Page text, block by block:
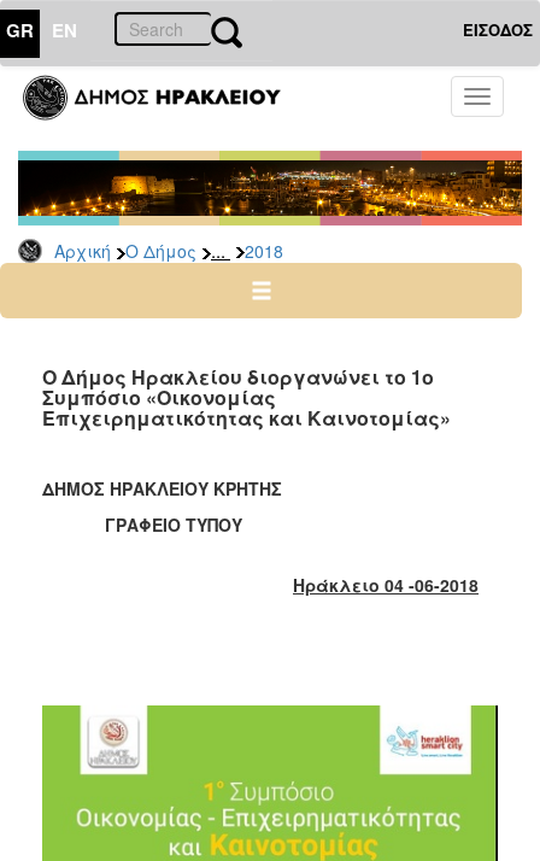
GR EN ΕΙΣΟΔΟΣ
Toggle
Αρχική Ο Δήμος ... 2018
ΔΗΜΟΣ
Δελτία
Τύπου
Αρχείο
2026
2024
2022
2021
2012
2011
2006
Ο Δήμος Ηρακλείου διοργανώνει το 1ο
Συμπόσιο «Οικονομίας
Επιχειρηματικότητας και Καινοτομίας»
ΔΗΜΟΣ ΗΡΑΚΛΕΙΟΥ ΚΡΗΤΗΣ
ΓΡΑΦΕΙΟ ΤΥΠΟΥ
Ηράκλειο 04 -06-2018